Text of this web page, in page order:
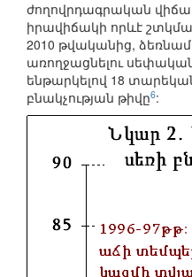
ժողովրդագրական
իրավիճակի որևէ
2010 թվականից,
առողջացնելու
ենթարկելով 18
բնակչության թիվը6: